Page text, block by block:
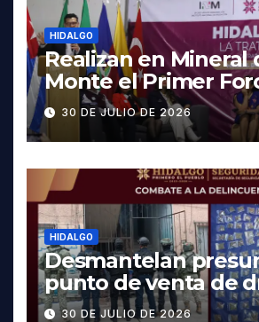
HIDALGO
Realizan en Mineral
Monte el Primer
contra la Trata de
30 DE JULIO DE 2026
HIDALGO
Desmantelan
punto de venta de
Pachuca; hay dos
30 DE JULIO DE 2026